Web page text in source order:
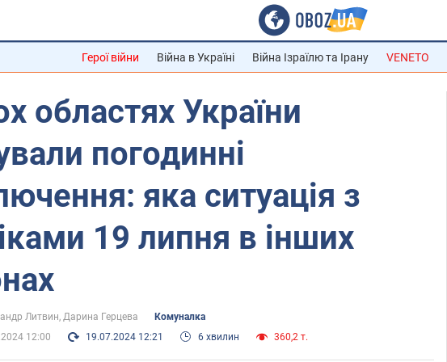
Герої війни Війна в Україні Війна Ізраїлю та Ірану VENETO
областях України
погодинні
яка ситуація з
19 липня в інших
Литвин Дарина Герцева
Комуналка
12:00
19.07.2024 12:21 6 хвилин 360,2 т.